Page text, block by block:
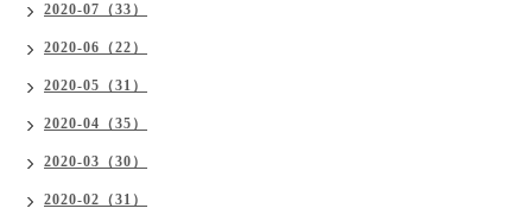
2020-07（33）
2020-06（22）
2020-05（31）
2020-04（35）
2020-03（30）
2020-02（31）